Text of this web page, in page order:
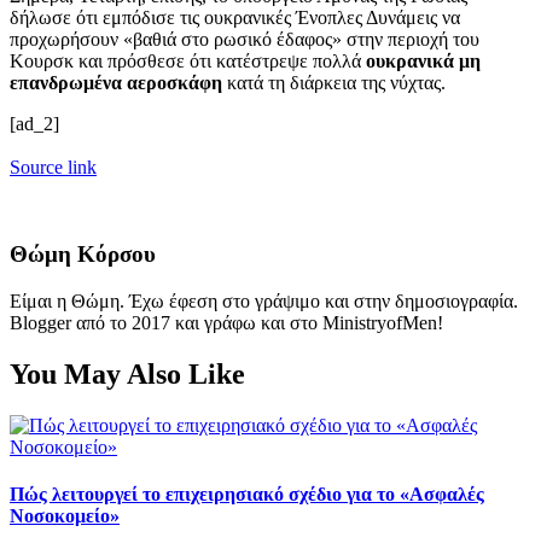
δήλωσε ότι εμπόδισε τις ουκρανικές Ένοπλες Δυνάμεις να
προχωρήσουν «βαθιά στο ρωσικό έδαφος» στην περιοχή του
Κουρσκ και πρόσθεσε ότι κατέστρεψε πολλά ουκρανικά μη
επανδρωμένα αεροσκάφη κατά τη διάρκεια της νύχτας.
[ad_2]
Source link
Θώμη Κόρσου
Είμαι η Θώμη. Έχω έφεση στο γράψιμο και στην δημοσιογραφία.
Blogger από το 2017 και γράφω και στο MinistryofMen!
You May Also Like
Πώς λειτουργεί το επιχειρησιακό σχέδιο για το «Ασφαλές
Νοσοκομείο»